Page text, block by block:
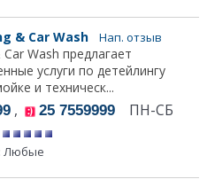
& Car Wash Нап. отзыв
Wash предлагает
услуги по детейлингу
и техническ...
, 25 7559999 ПН-СБ
Любые